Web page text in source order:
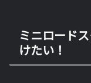
ミニロード
けたい！